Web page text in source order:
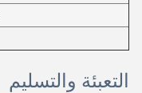
التعبئة والتسليم